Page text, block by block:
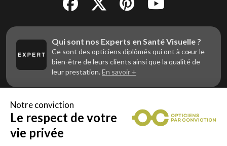
Qui sont nos Experts en Santé Visuelle ?
Ce sont des opticiens diplômés qui ont à cœur le
bien-être de leurs clients ainsi que la qualité de
leur prestation.En savoir +
Vous êtes un professionnel de la vue et
vous souhaitez nous rejoindre ?
Contactez Alliance Optic, la centrale d’achats et
Notre conviction
Le respect de votre
vie privée